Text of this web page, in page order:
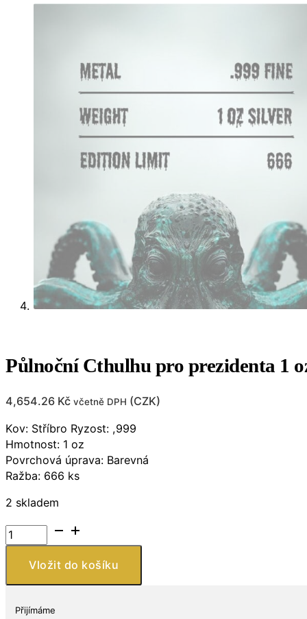
Půlnoční Cthulhu pro prezidenta 1
4,654.26 Kč včetně DPH (CZK)
Kov: Stříbro Ryzost: ,999
Hmotnost: 1 oz
Povrchová úprava: Barevná
Ražba: 666 ks
2 skladem
Půlnoční
Cthulhu
oz
Vložit do košíku
Přijímáme